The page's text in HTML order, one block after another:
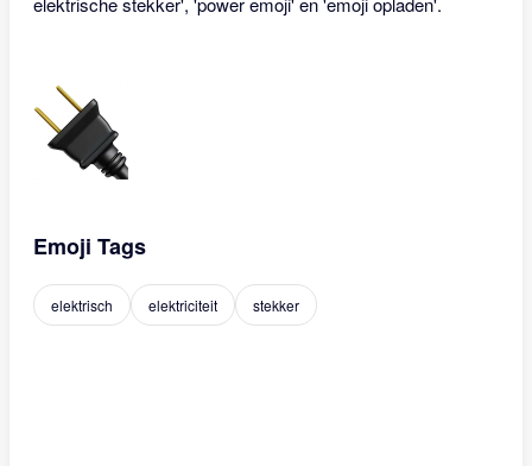
Emoji Tags
elektrisch elektriciteit stekker